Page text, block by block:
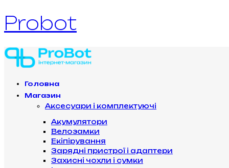
Probot
Головна
Магазин
Аксесуари і комплектуючі
Акумулятори
Велозамки
Екіпірування
Зарядні пристрої і адаптери
Захисні чохли і сумки